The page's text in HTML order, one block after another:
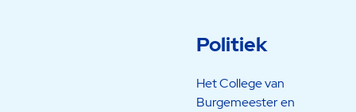
Politiek
Het College van
Burgemeester en